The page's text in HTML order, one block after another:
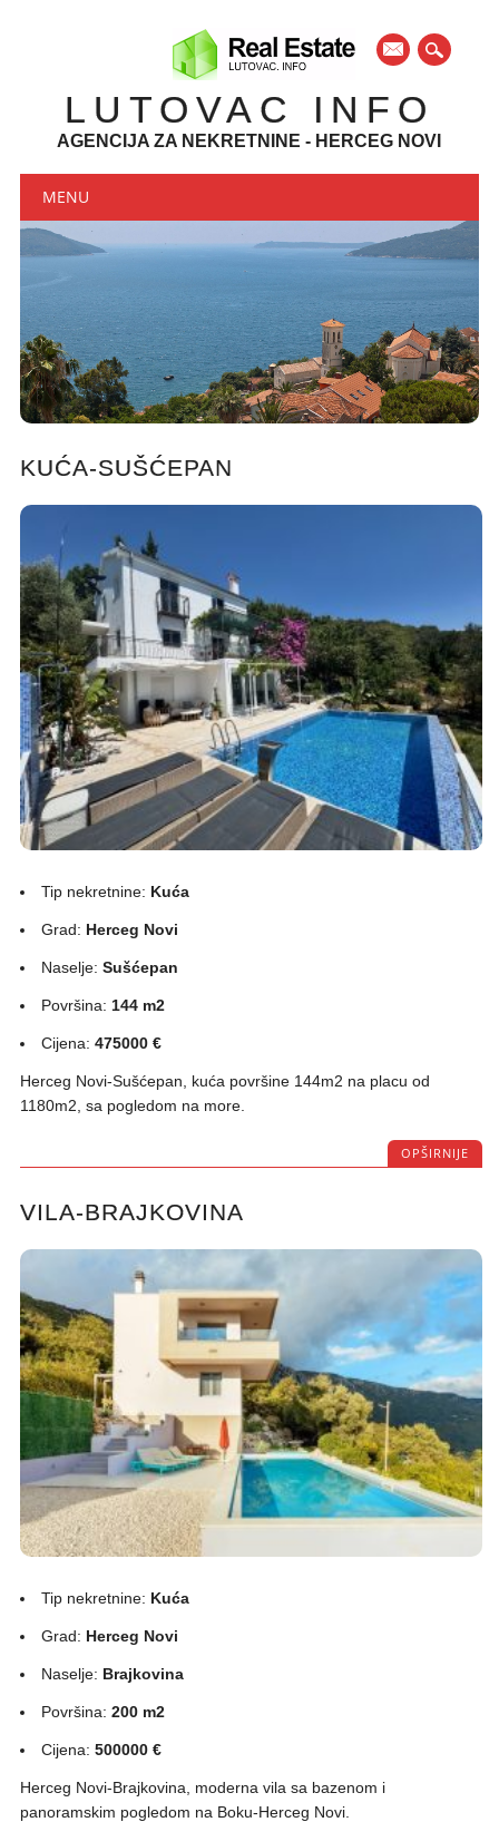
mail
LUTOVAC INFO
AGENCIJA ZA NEKRETNINE - HERCEG NOVI
Main menu
MENU
KUĆA-SUŠĆEPAN
Tip nekretnine: Kuća
Grad: Herceg Novi
Naselje:Sušćepan
Površina:144 m2
Cijena:475000 €
Herceg Novi-Sušćepan, kuća površine 144m2 na placu od
1180m2, sa pogledom na more.
OPŠIRNIJE
VILA-BRAJKOVINA
Tip nekretnine: Kuća
Grad: Herceg Novi
Naselje: Brajkovina
Površina:200 m2
Cijena:500000 €
Herceg Novi-Brajkovina, moderna vila sa bazenom i
panoramskim pogledom na Boku-Herceg Novi.